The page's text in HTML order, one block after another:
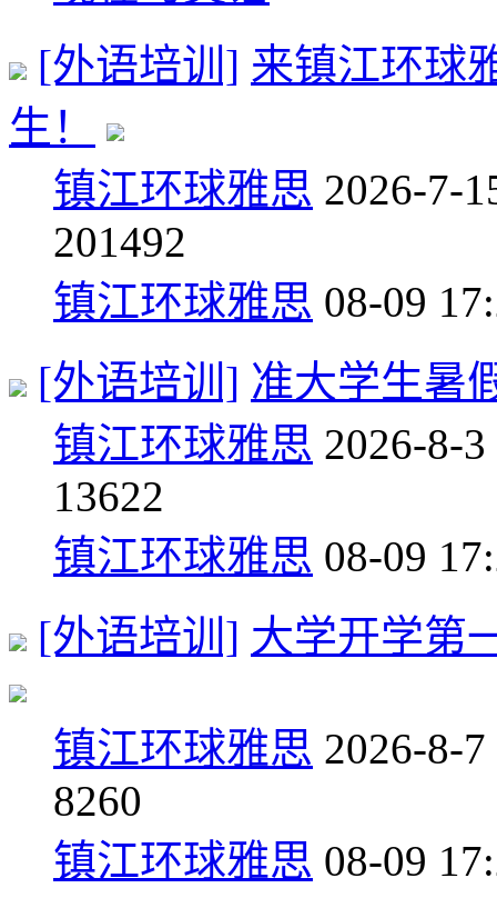
[外语培训] 来镇江环球
生！
镇江环球雅思 2026-7-
201492
镇江环球雅思 08-09
[外语培训] 准大学生暑
镇江环球雅思 2026-8-3
13622
镇江环球雅思 08-09
[外语培训] 大学开学第
镇江环球雅思 2026-8-7
8260
镇江环球雅思 08-09